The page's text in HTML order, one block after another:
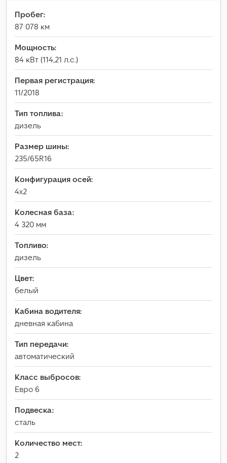
Пробег:
87 078 км
Мощность:
84 кВт (114,21 л.с.)
Первая регистрация:
11/2018
Тип топлива:
дизель
Размер шины:
235/65R16
Конфигурация осей:
4x2
Колесная база:
4 320 мм
Топливо:
дизель
Цвет:
белый
Кабина водителя:
дневная кабина
Тип передачи:
автоматический
Класс выбросов:
Евро 6
Подвеска:
сталь
Количество мест:
2